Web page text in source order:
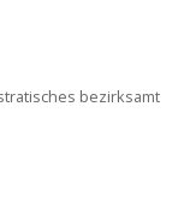
bezirksamt